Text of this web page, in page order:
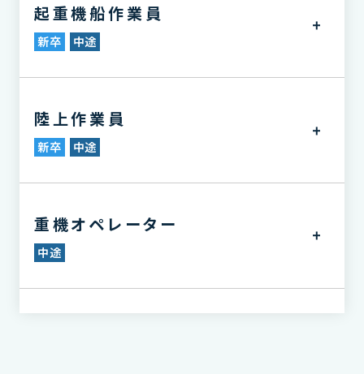
起重機船作業員
新卒 中途
陸上作業員
新卒 中途
重機オペレーター
中途